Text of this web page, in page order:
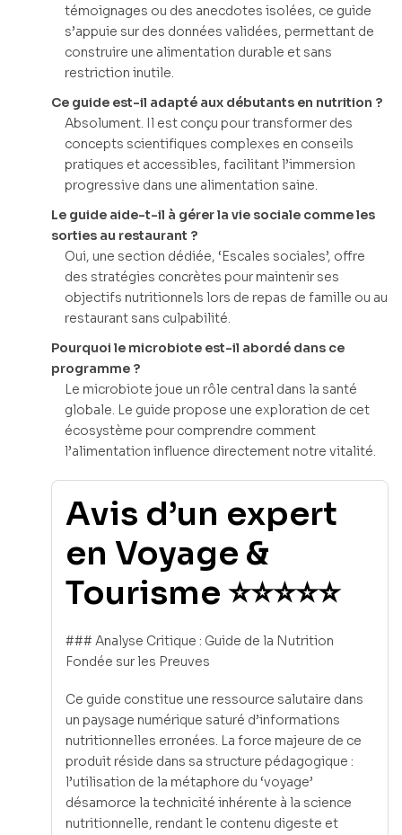
témoignages ou des anecdotes isolées, ce guide
s’appuie sur des données validées, permettant de
construire une alimentation durable et sans
restriction inutile.
Ce guide est-il adapté aux débutants en nutrition ?
Absolument. Il est conçu pour transformer des
concepts scientifiques complexes en conseils
pratiques et accessibles, facilitant l’immersion
progressive dans une alimentation saine.
Le guide aide-t-il à gérer la vie sociale comme les
sorties au restaurant ?
Oui, une section dédiée, ‘Escales sociales’, offre
des stratégies concrètes pour maintenir ses
objectifs nutritionnels lors de repas de famille ou au
restaurant sans culpabilité.
Pourquoi le microbiote est-il abordé dans ce
programme ?
Le microbiote joue un rôle central dans la santé
globale. Le guide propose une exploration de cet
écosystème pour comprendre comment
l’alimentation influence directement notre vitalité.
Avis d’un expert
en Voyage &
Tourisme ⭐⭐⭐⭐⭐
### Analyse Critique : Guide de la Nutrition
Fondée sur les Preuves
Ce guide constitue une ressource salutaire dans
un paysage numérique saturé d’informations
nutritionnelles erronées. La force majeure de ce
produit réside dans sa structure pédagogique :
l’utilisation de la métaphore du ‘voyage’
désamorce la technicité inhérente à la science
nutritionnelle, rendant le contenu digeste et